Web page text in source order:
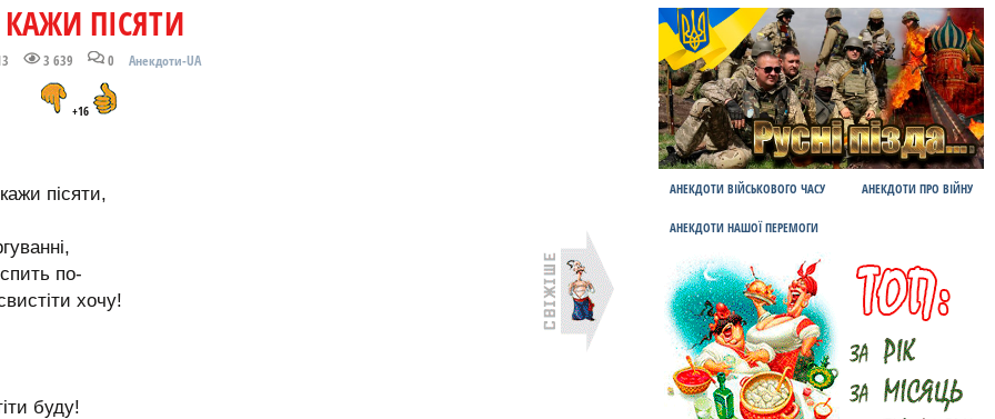
ПІСЯТИ
3 639 0 Анекдоти-UA
+16
пісяти,
по-
хочу!
буду!
АНЕКДОТИ ВІЙСЬКОВОГО ЧАСУ АНЕКДОТИ ПРО ВІЙНУ
АНЕКДОТИ НАШОЇ ПЕРЕМОГИ